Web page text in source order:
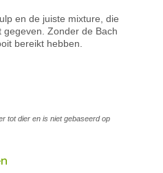
en de juiste mixture, die
Zonder de Bach
bereikt hebben.
tot dier en is niet gebaseerd op